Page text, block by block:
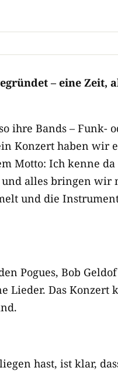
– eine Zeit,
ihre Bands – Funk-
Konzert haben wir
Motto: Ich kenne
alles bringen wir
und die
Pogues, Bob
Lieder. Das Konzert
hast, ist klar,